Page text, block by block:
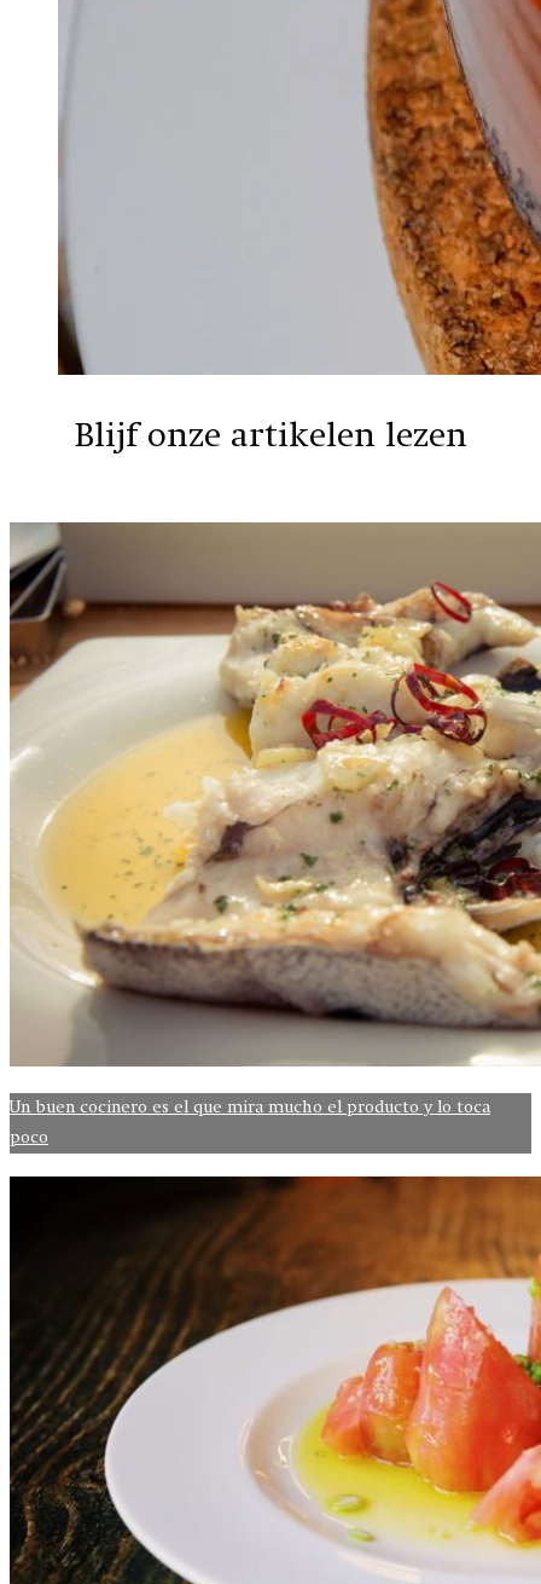
Blijf onze artikelen lezen
Un buen cocinero es el que mira mucho el producto y lo toca
poco